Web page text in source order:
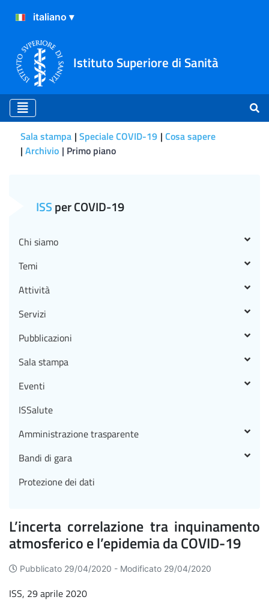
Istituto Superiore di Sanità
Sala stampa Speciale COVID-19 Cosa sapere
Archivio Primo piano
L’incerta correlazione tra inquinamento
atmosferico e l’epidemia da COVID-19
Pubblicato 29/04/2020 - Modificato 29/04/2020
ISS, 29 aprile 2020
ISSper COVID-19
Chi siamo
Temi
Attività
Servizi
Pubblicazioni
Sala stampa
Eventi
ISSalute
Amministrazione trasparente
Bandi di gara
Protezione dei dati